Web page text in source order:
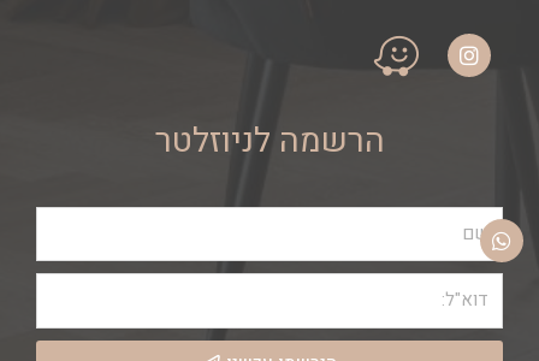
הרשמה לניוזלטר